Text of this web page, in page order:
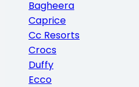
Bagheera
Caprice
Cc Resorts
Crocs
Duffy
Ecco